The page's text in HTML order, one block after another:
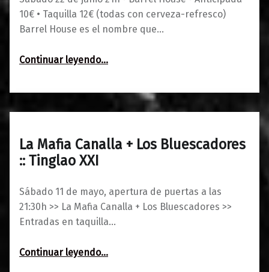
10€ • Taquilla 12€ (todas con cerveza-refresco)
Barrel House es el nombre que…
Continuar leyendo…
La Mafia Canalla + Los Bluescadores
:: Tinglao XXI
Sábado 11 de mayo, apertura de puertas a las
21:30h >> La Mafia Canalla + Los Bluescadores >>
Entradas en taquilla…
Continuar leyendo“La Mafia Canalla + Los Bluescadores :: Tinglao XXI”
…
06/05/2019
0
Maravillas